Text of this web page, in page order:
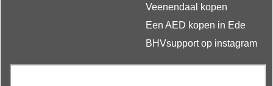
Veenendaal kopen
Een AED kopen in Ede
BHVsupport op instagram